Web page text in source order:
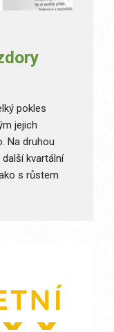
pokles
jejich
Na druhou
kvartální
s růstem